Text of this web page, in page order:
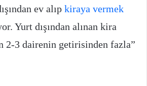
ev alıp kiraya vermek
Yurt dışından alınan kira
2-3 dairenin getirisinden fazla”